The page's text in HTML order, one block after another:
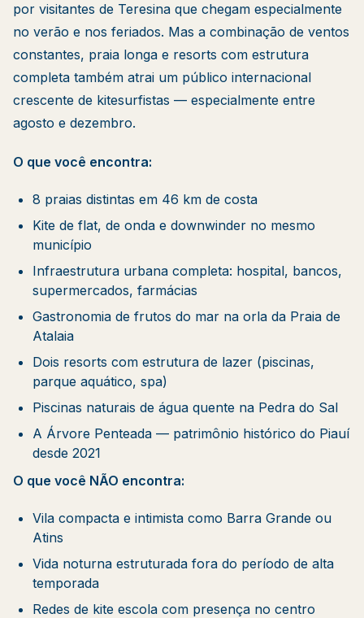
por visitantes de Teresina que chegam especialmente
no verão e nos feriados. Mas a combinação de ventos
constantes, praia longa e resorts com estrutura
completa também atrai um público internacional
crescente de kitesurfistas — especialmente entre
agosto e dezembro.
O que você encontra:
8 praias distintas em 46 km de costa
Kite de flat, de onda e downwinder no mesmo
município
Infraestrutura urbana completa: hospital, bancos,
supermercados, farmácias
Gastronomia de frutos do mar na orla da Praia de
Atalaia
Dois resorts com estrutura de lazer (piscinas,
parque aquático, spa)
Piscinas naturais de água quente na Pedra do Sal
A Árvore Penteada — patrimônio histórico do Piauí
desde 2021
O que você NÃO encontra:
Vila compacta e intimista como Barra Grande ou
Atins
Vida noturna estruturada fora do período de alta
temporada
Redes de kite escola com presença no centro